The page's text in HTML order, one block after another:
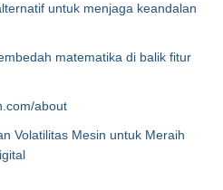
untuk menjaga keandalan
matematika di balik fitur
about
Volatilitas Mesin untuk Meraih